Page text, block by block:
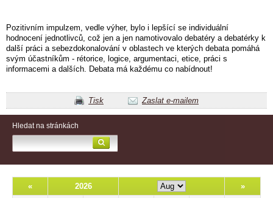
Pozitivním impulzem, vedle výher, bylo i lepšící se individuální
hodnocení jednotlivců, což jen a jen namotivovalo debatéry a debatérky k
další práci a sebezdokonalování v oblastech ve kterých debata pomáhá
svým účastníkům - rétorice, logice, argumentaci, etice, práci s
informacemi a dalších. Debata má každému co nabídnout!
Tisk Zaslat e-mailem
Hledat na stránkách
« 2026 »